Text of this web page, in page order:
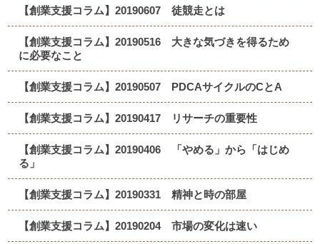
【創業支援コラム】20190607 徒競走とは
【創業支援コラム】20190516 大きな気づきを得るため
に必要なこと
【創業支援コラム】20190507 PDCAサイクルのCとA
【創業支援コラム】20190417 リサーチの重要性
【創業支援コラム】20190406 「やめる」から「はじめ
る」
【創業支援コラム】20190331 精神と時の部屋
【創業支援コラム】20190204 市場の変化は速い